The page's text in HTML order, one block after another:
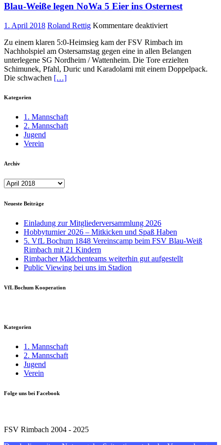
Blau-Weiße legen NoWa 5 Eier ins Osternest
1. April 2018 Roland Rettig Kommentare deaktiviertfür
Weiße
legen
NoWa
5
Zu einem klaren 5:0-Heimsieg kam der FSV Rimbach im
Nachholspiel am Ostersamstag gegen eine in allen Belangen
unterlegene SG Nordheim / Wattenheim. Die Tore erzielten
Schimunek, Pfahl, Duric und Karadolami mit einem Doppelpack.
Die schwachen […]
Kategorien
1. Mannschaft
2. Mannschaft
Jugend
Verein
Archiv
Archiv
Neueste Beiträge
Einladung zur Mitgliederversammlung 2026
Hobbyturnier 2026 – Mitkicken und Spaß Haben
5. VfL Bochum 1848 Vereinscamp beim FSV Blau-Weiß
Rimbach mit 21 Kindern
Rimbacher Mädchenteams weiterhin gut aufgestellt
Public Viewing bei uns im Stadion
VfL Bochum Kooperation
Kategorien
1. Mannschaft
2. Mannschaft
Jugend
Verein
Folge uns bei Facebook
FSV Rimbach 2004 - 2025